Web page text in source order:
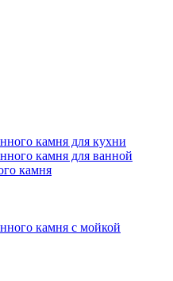
камня для кухни
камня для ванной
камня
камня с мойкой